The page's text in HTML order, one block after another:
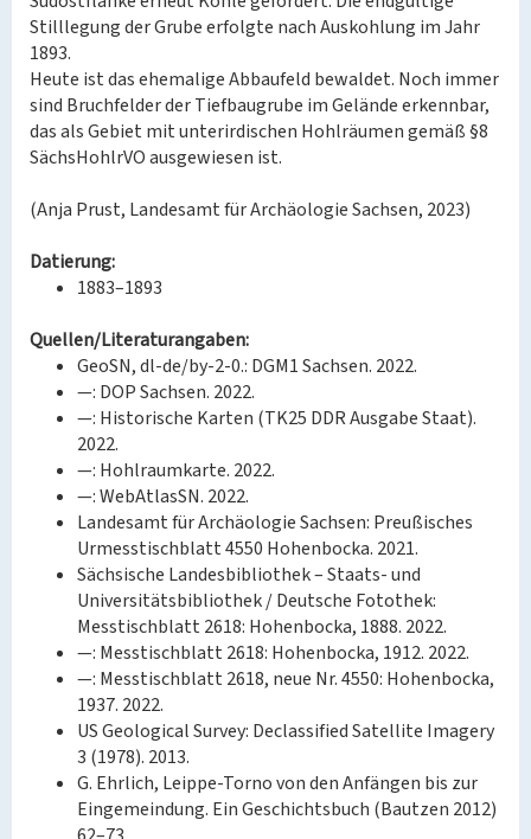
Stilllegung der Grube erfolgte nach Auskohlung im Jahr
1893.
Heute ist das ehemalige Abbaufeld bewaldet. Noch immer
sind Bruchfelder der Tiefbaugrube im Gelände erkennbar,
das als Gebiet mit unterirdischen Hohlräumen gemäß §8
SächsHohlrVO ausgewiesen ist.
(Anja Prust, Landesamt für Archäologie Sachsen, 2023)
Datierung:
1883–1893
Quellen/Literaturangaben:
GeoSN, dl-de/by-2-0.: DGM1 Sachsen. 2022.
—: DOP Sachsen. 2022.
—: Historische Karten (TK25 DDR Ausgabe Staat).
2022.
—: Hohlraumkarte. 2022.
—: WebAtlasSN. 2022.
Landesamt für Archäologie Sachsen: Preußisches
Urmesstischblatt 4550 Hohenbocka. 2021.
Sächsische Landesbibliothek – Staats- und
Universitätsbibliothek / Deutsche Fotothek:
Messtischblatt 2618: Hohenbocka, 1888. 2022.
—: Messtischblatt 2618: Hohenbocka, 1912. 2022.
—: Messtischblatt 2618, neue Nr. 4550: Hohenbocka,
1937. 2022.
US Geological Survey: Declassified Satellite Imagery
3 (1978). 2013.
G. Ehrlich, Leippe-Torno von den Anfängen bis zur
Eingemeindung. Ein Geschichtsbuch (Bautzen 2012)